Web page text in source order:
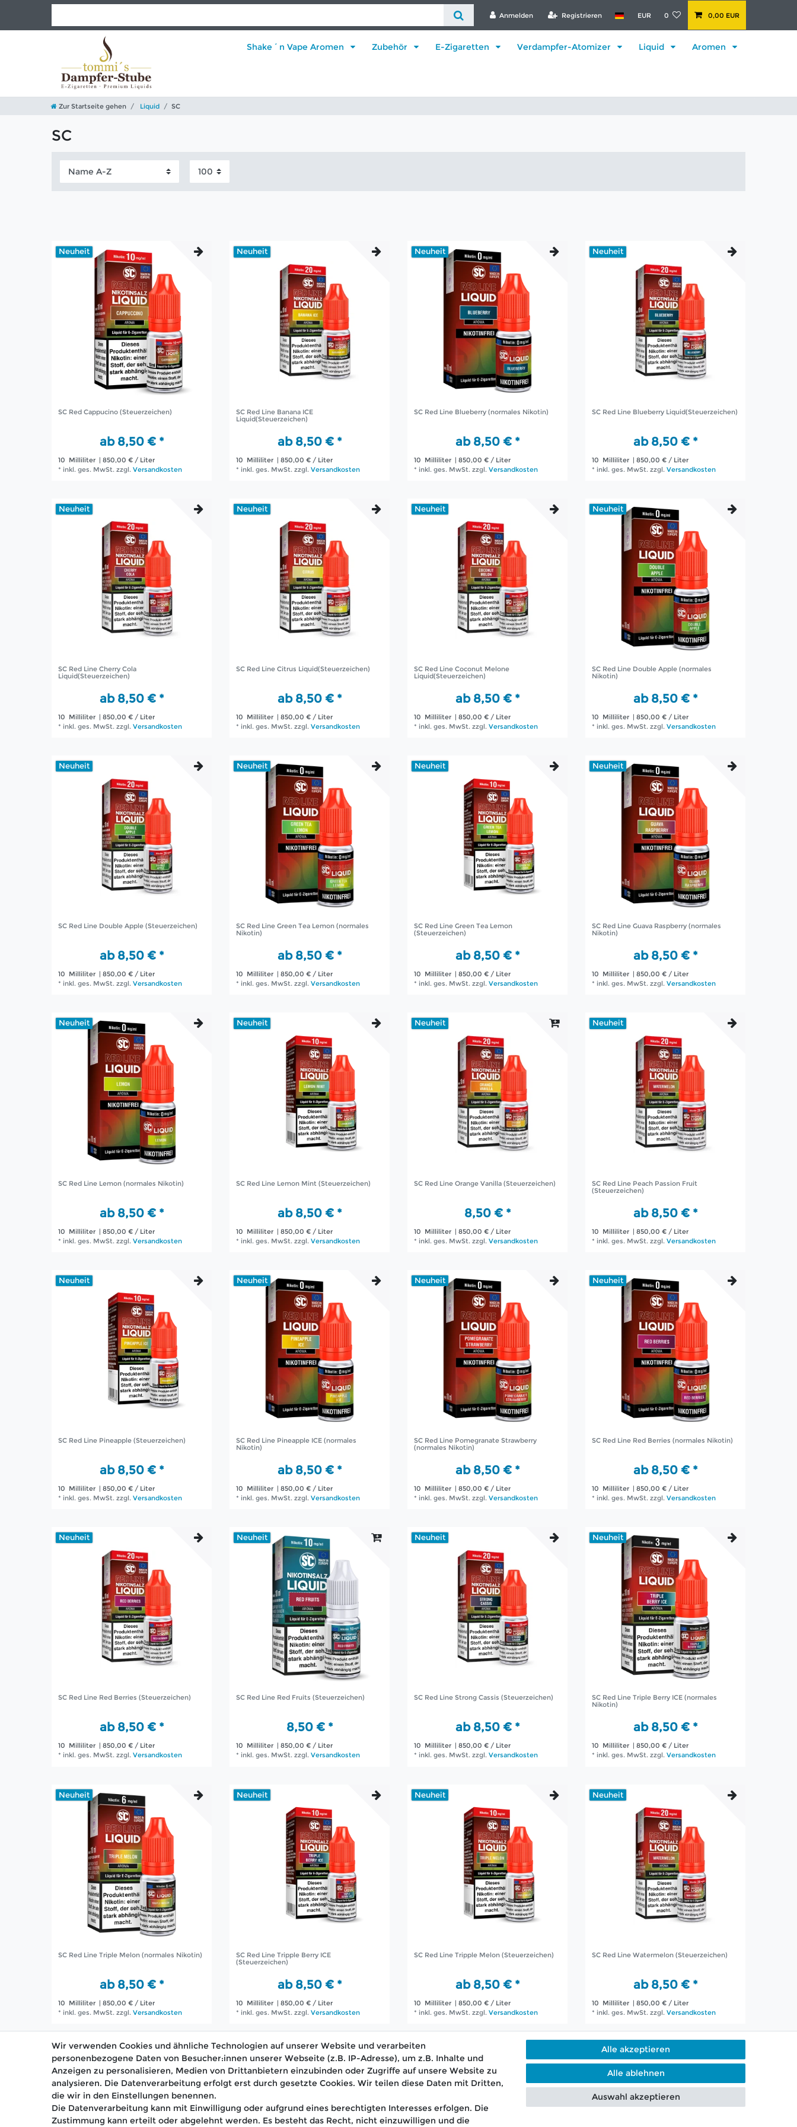
Anmelden Registrieren EUR 0 0,00 EUR
Shake´n Vape Aromen Zubehör E-Zigaretten Verdampfer-Atomizer Liquid Aromen
Zur Startseite gehen Liquid SC
SC
Neuheit
SC Red Cappucino (Steuerzeichen)
ab 8,50 € *
10 Milliliter | 850,00 € / Liter
* inkl. ges. MwSt. zzgl.Versandkosten
Neuheit
SC Red Line Banana ICE
Liquid(Steuerzeichen)
ab 8,50 € *
10 Milliliter | 850,00 € / Liter
* inkl. ges. MwSt. zzgl.Versandkosten
Neuheit
SC Red Line Blueberry (normales Nikotin)
ab 8,50 € *
10 Milliliter | 850,00 € / Liter
* inkl. ges. MwSt. zzgl.Versandkosten
Neuheit
SC Red Line Blueberry Liquid(Steuerzeichen)
ab 8,50 € *
10 Milliliter | 850,00 € / Liter
* inkl. ges. MwSt. zzgl.Versandkosten
Neuheit
SC Red Line Cherry Cola
Liquid(Steuerzeichen)
ab 8,50 € *
10 Milliliter | 850,00 € / Liter
* inkl. ges. MwSt. zzgl.Versandkosten
Neuheit
SC Red Line Citrus Liquid(Steuerzeichen)
ab 8,50 € *
10 Milliliter | 850,00 € / Liter
* inkl. ges. MwSt. zzgl.Versandkosten
Neuheit
SC Red Line Coconut Melone
Liquid(Steuerzeichen)
ab 8,50 € *
10 Milliliter | 850,00 € / Liter
* inkl. ges. MwSt. zzgl.Versandkosten
Neuheit
SC Red Line Double Apple (normales
Nikotin)
ab 8,50 € *
10 Milliliter | 850,00 € / Liter
* inkl. ges. MwSt. zzgl.Versandkosten
Neuheit
SC Red Line Double Apple (Steuerzeichen)
ab 8,50 € *
10 Milliliter | 850,00 € / Liter
* inkl. ges. MwSt. zzgl.Versandkosten
Neuheit
SC Red Line Green Tea Lemon (normales
Nikotin)
ab 8,50 € *
10 Milliliter | 850,00 € / Liter
* inkl. ges. MwSt. zzgl.Versandkosten
Neuheit
SC Red Line Green Tea Lemon
(Steuerzeichen)
ab 8,50 € *
10 Milliliter | 850,00 € / Liter
* inkl. ges. MwSt. zzgl.Versandkosten
Neuheit
SC Red Line Guava Raspberry (normales
Nikotin)
ab 8,50 € *
10 Milliliter | 850,00 € / Liter
* inkl. ges. MwSt. zzgl.Versandkosten
Neuheit
SC Red Line Lemon (normales Nikotin)
ab 8,50 € *
10 Milliliter | 850,00 € / Liter
* inkl. ges. MwSt. zzgl.Versandkosten
Neuheit
SC Red Line Lemon Mint (Steuerzeichen)
ab 8,50 € *
10 Milliliter | 850,00 € / Liter
* inkl. ges. MwSt. zzgl.Versandkosten
Neuheit
SC Red Line Orange Vanilla (Steuerzeichen)
8,50 € *
10 Milliliter | 850,00 € / Liter
* inkl. ges. MwSt. zzgl.Versandkosten
Neuheit
SC Red Line Peach Passion Fruit
(Steuerzeichen)
ab 8,50 € *
10 Milliliter | 850,00 € / Liter
* inkl. ges. MwSt. zzgl.Versandkosten
Neuheit
SC Red Line Pineapple (Steuerzeichen)
ab 8,50 € *
10 Milliliter | 850,00 € / Liter
* inkl. ges. MwSt. zzgl.Versandkosten
Neuheit
SC Red Line Pineapple ICE (normales
Nikotin)
ab 8,50 € *
10 Milliliter | 850,00 € / Liter
* inkl. ges. MwSt. zzgl.Versandkosten
Neuheit
SC Red Line Pomegranate Strawberry
(normales Nikotin)
ab 8,50 € *
10 Milliliter | 850,00 € / Liter
* inkl. ges. MwSt. zzgl.Versandkosten
Neuheit
SC Red Line Red Berries (normales Nikotin)
ab 8,50 € *
10 Milliliter | 850,00 € / Liter
* inkl. ges. MwSt. zzgl.Versandkosten
Neuheit
SC Red Line Red Berries (Steuerzeichen)
ab 8,50 € *
10 Milliliter | 850,00 € / Liter
* inkl. ges. MwSt. zzgl.Versandkosten
Neuheit
SC Red Line Red Fruits (Steuerzeichen)
8,50 € *
10 Milliliter | 850,00 € / Liter
* inkl. ges. MwSt. zzgl.Versandkosten
Neuheit
SC Red Line Strong Cassis (Steuerzeichen)
ab 8,50 € *
10 Milliliter | 850,00 € / Liter
* inkl. ges. MwSt. zzgl.Versandkosten
Neuheit
SC Red Line Triple Berry ICE (normales
Nikotin)
ab 8,50 € *
10 Milliliter | 850,00 € / Liter
* inkl. ges. MwSt. zzgl.Versandkosten
Neuheit
SC Red Line Triple Melon (normales Nikotin)
ab 8,50 € *
10 Milliliter | 850,00 € / Liter
* inkl. ges. MwSt. zzgl.Versandkosten
Neuheit
SC Red Line Tripple Berry ICE
(Steuerzeichen)
ab 8,50 € *
10 Milliliter | 850,00 € / Liter
* inkl. ges. MwSt. zzgl.Versandkosten
Neuheit
SC Red Line Tripple Melon (Steuerzeichen)
ab 8,50 € *
10 Milliliter | 850,00 € / Liter
* inkl. ges. MwSt. zzgl.Versandkosten
Neuheit
SC Red Line Watermelon (Steuerzeichen)
ab 8,50 € *
10 Milliliter | 850,00 € / Liter
* inkl. ges. MwSt. zzgl.Versandkosten
🚚 Schneller Versand📦 Kostenloser Versand ab 75 €📞 Kostenlose Beratung per Telefon & WhatsApp
Wir verwenden Cookies und ähnliche Technologien auf unserer Website und verarbeiten
personenbezogene Daten von Besucher:innen unserer Webseite (z.B. IP-Adresse), um z.B. Inhalte und
Anzeigen zu personalisieren, Medien von Drittanbietern einzubinden oder Zugriffe auf unsere Website zu
analysieren. Die Datenverarbeitung erfolgt erst durch gesetzte Cookies. Wir teilen diese Daten mit Dritten,
die wir in den Einstellungen benennen.
Die Datenverarbeitung kann mit Einwilligung oder aufgrund eines berechtigten Interesses erfolgen. Die
Zustimmung kann erteilt oder abgelehnt werden. Es besteht das Recht, nicht einzuwilligen und die
Alle akzeptieren
Alle ablehnen
Auswahl akzeptieren